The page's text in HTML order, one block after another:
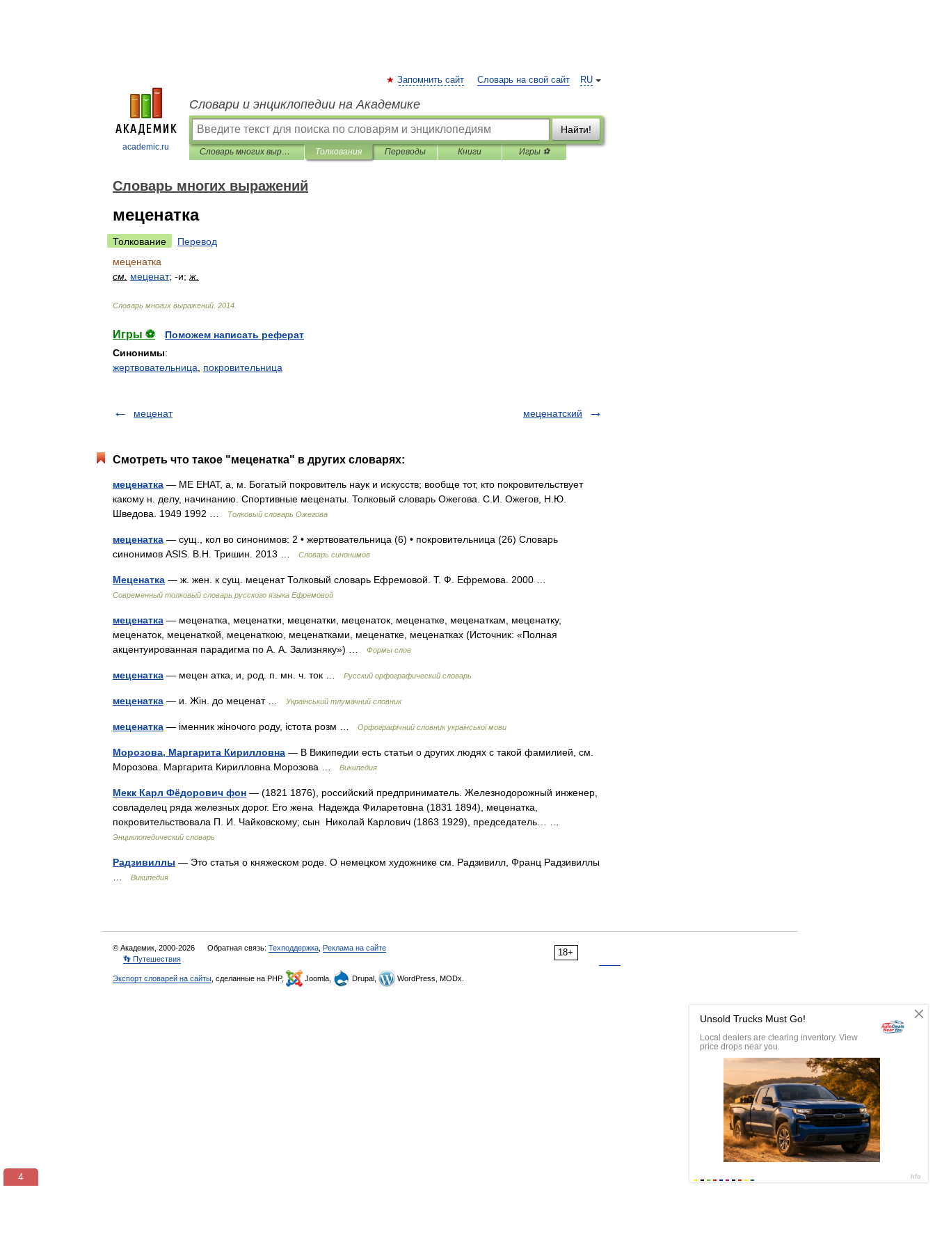
academic.ru
RU
Запомнить сайт Словарь на свой сайт
Словари и энциклопедии на Академике
Найти!
Словарь многих выражений Толкования Переводы Книги Игры ⚽
Словарь многих выражений
меценатка
Толкование
Перевод
меценатка
см меценат; -и; ж
Словарь многих выражений 2014
Игры ⚽
Поможем написать реферат
Синонимы:
жертвовательница
покровительница
меценат меценатский
Смотреть что такое "меценатка" в других словарях:
меценатка — МЕ ЕНАТ, а, м. Богатый покровитель наук и искусств; вообще тот, кто покровительствует
какому н. делу, начинанию. Спортивные меценаты. Толковый словарь Ожегова. С.И. Ожегов, Н.Ю.
Шведова. 1949 1992 …
Толковый словарь Ожегова
меценатка — сущ., кол во синонимов: 2 • жертвовательница (6) • покровительница (26) Словарь
синонимов ASIS. В.Н. Тришин. 2013 …
Словарь синонимов
Меценатка — ж. жен. к сущ. меценат Толковый словарь Ефремовой. Т. Ф. Ефремова. 2000 …
Современный толковый словарь русского языка Ефремовой
меценатка — меценатка, меценатки, меценатки, меценаток, меценатке, меценаткам, меценатку,
меценаток, меценаткой, меценаткою, меценатками, меценатке, меценатках (Источник: «Полная
акцентуированная парадигма по А. А. Зализняку») …
Формы слов
меценатка — мецен атка, и, род. п. мн. ч. ток … Русский орфографический словарь
меценатка — и. Жін. до меценат … Український тлумачний словник
меценатка — іменник жіночого роду, істота розм … Орфографічний словник української мови
Морозова, Маргарита Кирилловна — В Википедии есть статьи о других людях с такой фамилией, см.
Морозова. Маргарита Кирилловна Морозова …
Википедия
Мекк Карл Фёдорович фон — (1821 1876), российский предприниматель. Железнодорожный инженер,
совладелец ряда железных дорог. Его жена Надежда Филаретовна (1831 1894), меценатка,
покровительствовала П. И. Чайковскому; сын Николай Карлович (1863 1929), председатель… …
Энциклопедический словарь
Радзивиллы — Это статья о княжеском роде. О немецком художнике см. Радзивилл, Франц Радзивиллы
Википедия
18+
© Академик, 2000-2026 Обратная связь: Техподдержка Реклама на сайте
👣 Путешествия
Экспорт словарей на сайты , сделанные на PHP, Joomla, Drupal, WordPress, MODx.
3